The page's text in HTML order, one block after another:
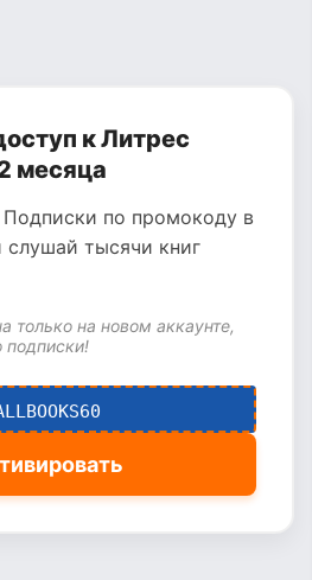
к Литрес
месяца
по промокоду в
слушай тысячи книг
только на новом аккаунте,
подписки!